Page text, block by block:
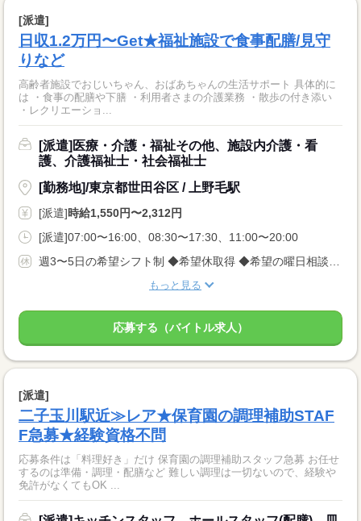
[派遣]
日収1.2万円〜Get★福祉施設で食事配膳/見守
りなど
高齢者施設でおじいちゃん、おばあちゃんの生活サポート 具体的に
は ・食事の配膳や下膳 ・利用者さまの介護業務 ・散歩の付き添い
・レクリエーショ...
[派遣]医療・介護・福祉その他、施設内介護・看
護、介護福祉士・社会福祉士
[勤務地]/東京都世田谷区 / 上野毛駅
[派遣]時給1,550円〜2,312円
[派遣]07:00〜16:00、08:30〜17:30、11:00〜20:00
週3〜5日の希望シフト制 ◆希望休取得 ◆希望の曜日相談OK
もっと見る
応募する（バイトル求人）
[派遣]
二子玉川駅近≫レア★保育園の調理補助STAF
F急募★経験資格不問
応募条件は「料理好き」だけ 保育園の調理補助スタッフ急募 お任せ
するのは準備・調理・配膳など 難しい調理は一切ないので、経験や
免許がなくてもOK ...